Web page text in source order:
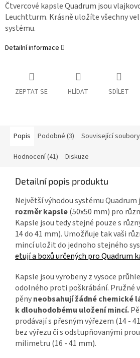
Čtvercové kapsle Quadrum jsou
Leuchtturm. Krásně uložíte všechny
systému.
Detailní informace
ZEPTAT SE HLÍDAT SDÍLET
Popis Podobné (3) Související
Hodnocení (41) Diskuze
Detailní popis produktu
Největší výhodou systému Quadrum
rozměr kapsle(50x50 mm) pro
Kapsle jsou tedy stejné pouze s
14 do 41 mm). Umožňuje tak vaši
mincí uložit do jednoho stejného
etují a boxů určených pro Quadrum
Kapsle jsou vyrobeny z vysoce
odolného proti poškrábání. Pružné
pěnyneobsahují žádné chemické
k dlouhodobému uložení mincí.
prodávají s přesným výřezem (14 -
bez výřezu či s odstupňovanými
milimetru (16 - 41 mm).